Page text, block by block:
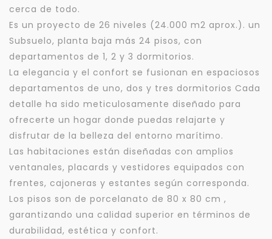
cerca de todo.
Es un proyecto de 26 niveles (24.000 m2 aprox.). un
Subsuelo, planta baja más 24 pisos, con
departamentos de 1, 2 y 3 dormitorios.
La elegancia y el confort se fusionan en espaciosos
departamentos de uno, dos y tres dormitorios Cada
detalle ha sido meticulosamente diseñado para
ofrecerte un hogar donde puedas relajarte y
disfrutar de la belleza del entorno marítimo.
Las habitaciones están diseñadas con amplios
ventanales, placards y vestidores equipados con
frentes, cajoneras y estantes según corresponda.
Los pisos son de porcelanato de 80 x 80 cm ,
garantizando una calidad superior en términos de
durabilidad, estética y confort.